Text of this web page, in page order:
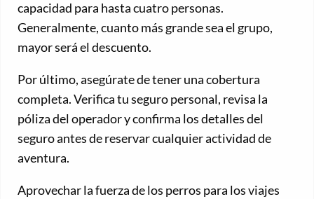
capacidad para hasta cuatro personas.
Generalmente, cuanto más grande sea el grupo,
mayor será el descuento.
Por último, asegúrate de tener una cobertura
completa. Verifica tu seguro personal, revisa la
póliza del operador y confirma los detalles del
seguro antes de reservar cualquier actividad de
aventura.
Aprovechar la fuerza de los perros para los viajes